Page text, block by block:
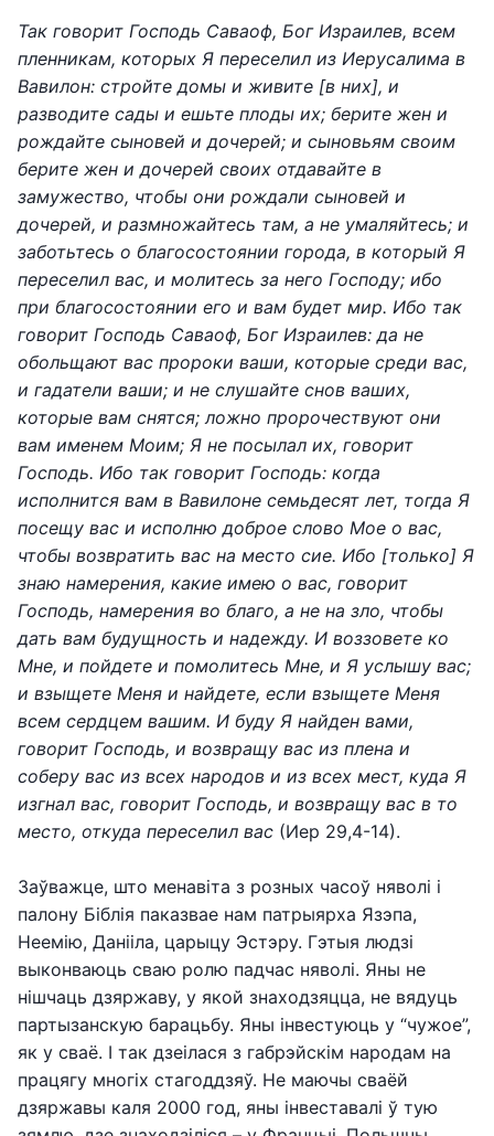
Так говорит Господь Саваоф, Бог Израилев, всем
пленникам, которых Я переселил из Иерусалима в
Вавилон: стройте домы и живите [в них], и
разводите сады и ешьте плоды их; берите жен и
рождайте сыновей и дочерей; и сыновьям своим
берите жен и дочерей своих отдавайте в
замужество, чтобы они рождали сыновей и
дочерей, и размножайтесь там, а не умаляйтесь; и
заботьтесь о благосостоянии города, в который Я
переселил вас, и молитесь за него Господу; ибо
при благосостоянии его и вам будет мир. Ибо так
говорит Господь Саваоф, Бог Израилев: да не
обольщают вас пророки ваши, которые среди вас,
и гадатели ваши; и не слушайте снов ваших,
которые вам снятся; ложно пророчествуют они
вам именем Моим; Я не посылал их, говорит
Господь. Ибо так говорит Господь: когда
исполнится вам в Вавилоне семьдесят лет, тогда Я
посещу вас и исполню доброе слово Мое о вас,
чтобы возвратить вас на место сие. Ибо [только] Я
знаю намерения, какие имею о вас, говорит
Господь, намерения во благо, а не на зло, чтобы
дать вам будущность и надежду. И воззовете ко
Мне, и пойдете и помолитесь Мне, и Я услышу вас;
и взыщете Меня и найдете, если взыщете Меня
всем сердцем вашим. И буду Я найден вами,
говорит Господь, и возвращу вас из плена и
соберу вас из всех народов и из всех мест, куда Я
изгнал вас, говорит Господь, и возвращу вас в то
место, откуда переселил вас (Иер 29,4-14).
Заўважце, што менавіта з розных часоў няволі і
палону Біблія паказвае нам патрыярха Язэпа,
Неемію, Данііла, царыцу Эстэру. Гэтыя людзі
выконваюць сваю ролю падчас няволі. Яны не
нішчаць дзяржаву, у якой знаходзяцца, не вядуць
партызанскую барацьбу. Яны інвестуюць у “чужое”,
як у сваё. І так дзеілася з габрэйскім народам на
працягу многіх стагоддзяў. Не маючы сваёй
дзяржавы каля 2000 год, яны інвеставалі ў тую